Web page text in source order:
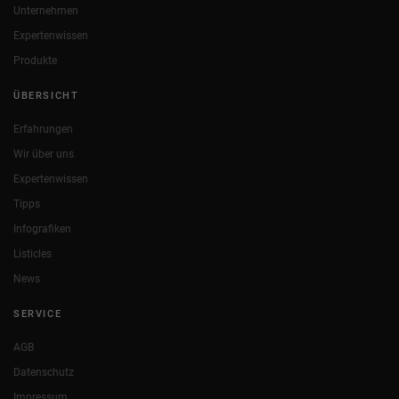
Unternehmen
Expertenwissen
Produkte
ÜBERSICHT
Erfahrungen
Wir über uns
Expertenwissen
Tipps
Infografiken
Listicles
News
SERVICE
AGB
Datenschutz